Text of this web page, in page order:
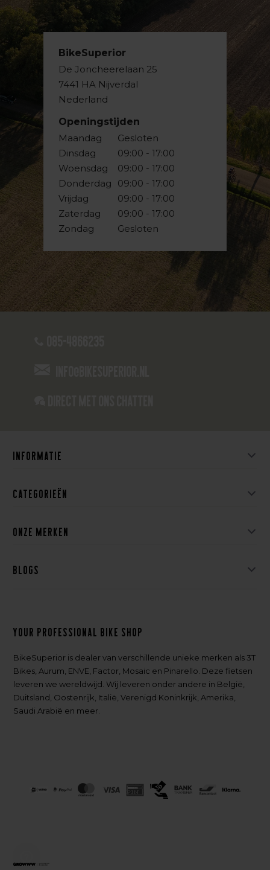
BikeSuperior
De Joncheerelaan 25
7441 HA Nijverdal
Nederland
Openingstijden
Maandag
Dinsdag
Woensdag
Donderdag
Vrijdag
Zaterdag
Zondag
Gesloten
09:00 - 17:00
09:00 - 17:00
09:00 - 17:00
09:00 - 17:00
09:00 - 17:00
Gesloten
Informatie
Categorieën
Onze merken
Blogs
Your professional bike shop
BikeSuperior is dealer van verschillende unieke merken als 3T
Bikes, Aurum, ENVE, Factor, Mosaic en Pinarello. Deze fietsen
leveren we wereldwijd. Wij leveren onder andere in België,
Duitsland, Oostenrijk, Italië, Verenigd Koninkrijk, Amerika,
Saudi Arabië en meer.